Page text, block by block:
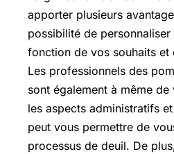
apporter plusieurs
possibilité de
fonction de vos souhaits
Les professionnels des
sont également à même
les aspects administratifs
peut vous permettre de
processus de deuil. De